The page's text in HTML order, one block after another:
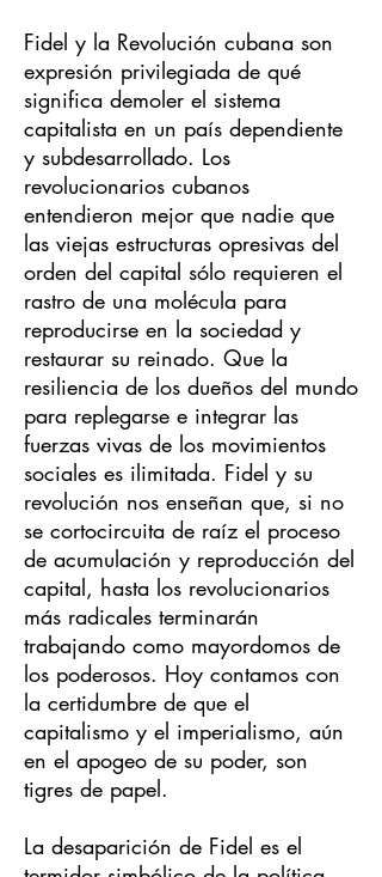
Fidel y la Revolución cubana son
expresión privilegiada de qué
significa demoler el sistema
capitalista en un país dependiente
y subdesarrollado. Los
revolucionarios cubanos
entendieron mejor que nadie que
las viejas estructuras opresivas del
orden del capital sólo requieren el
rastro de una molécula para
reproducirse en la sociedad y
restaurar su reinado. Que la
resiliencia de los dueños del mundo
para replegarse e integrar las
fuerzas vivas de los movimientos
sociales es ilimitada. Fidel y su
revolución nos enseñan que, si no
se cortocircuita de raíz el proceso
de acumulación y reproducción del
capital, hasta los revolucionarios
más radicales terminarán
trabajando como mayordomos de
los poderosos. Hoy contamos con
la certidumbre de que el
capitalismo y el imperialismo, aún
en el apogeo de su poder, son
tigres de papel.
La desaparición de Fidel es el